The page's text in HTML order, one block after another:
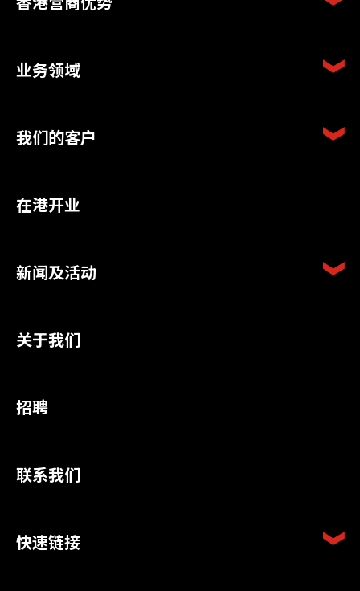
业务领域
我们的客户
在港开业
新闻及活动
关于我们
招聘
联系我们
快速链接